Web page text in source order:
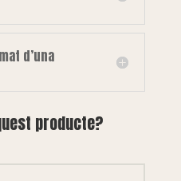
d’una
producte?